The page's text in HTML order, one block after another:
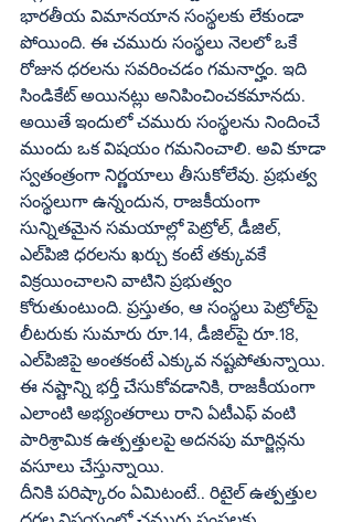
భారతీయ విమానయాన సంస్థలకు లేకుండా
పోయింది. ఈ చమురు సంస్థలు నెలలో ఒకే
రోజున ధరలను సవరించడం గమనార్హం. ఇది
సిండికేట్ అయినట్లు అనిపించించకమానదు.
అయితే ఇందులో చమురు సంస్థలను నిందించే
ముందు ఒక విషయం గమనించాలి. అవి కూడా
స్వతంత్రంగా నిర్ణయాలు తీసుకోలేవు. ప్రభుత్వ
సంస్థలుగా ఉన్నందున, రాజకీయంగా
సున్నితమైన సమయాల్లో పెట్రోల్, డీజిల్,
ఎల్‌పిజి ధరలను ఖర్చు కంటే తక్కువకే
విక్రయించాలని వాటిని ప్రభుత్వం
కోరుతుంటుంది. ప్రస్తుతం, ఆ సంస్థలు పెట్రోల్‌పై
లీటరుకు సుమారు రూ.14, డీజిల్‌పై రూ.18,
ఎల్‌పిజిపై అంతకంటే ఎక్కువ నష్టపోతున్నాయి.
ఈ నష్టాన్ని భర్తీ చేసుకోవడానికి, రాజకీయంగా
ఎలాంటి అభ్యంతరాలు రాని ఏటీఎఫ్ వంటి
పారిశ్రామిక ఉత్పత్తులపై అదనపు మార్జిన్లను
వసూలు చేస్తున్నాయి.
దీనికి పరిష్కారం ఏమిటంటే.. రిటైల్ ఉత్పత్తుల